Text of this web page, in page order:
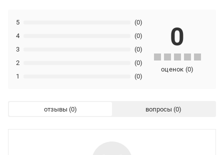
1 (0)
2 (0)
3 (0)
4 (0)
5 (0)
0
оценок (0)
отзывы вопросы